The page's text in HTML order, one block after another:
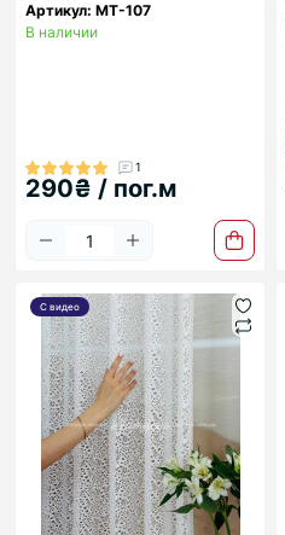
Артикул: МТ-107
В наличии
1
290₴ / пог.м
С видео